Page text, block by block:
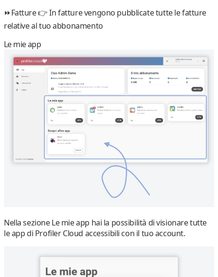
⏩Fatture 👉In fatture vengono pubblicate tutte le fatture
relative al tuo abbonamento
Le mie app
Nella sezioneLe mie app hai la possibilità di visionare tutte
le app di Profiler Cloud accessibili con il tuo account.